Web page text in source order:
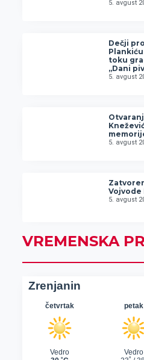
5. avgust
Dečji
toku
„Dani
5. avgust
5. avgust
Vojvode
5. avgust
VREMENSKA